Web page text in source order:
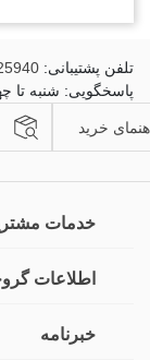
تلفن پشتیبانی: - 021
پاسخگویی: شنبه تا چهارشنبه 9 تا 17:30،
خرید
خدمات
اطلاعات
خبرنامه